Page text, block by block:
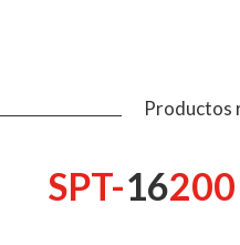
Productos
SPT-16200